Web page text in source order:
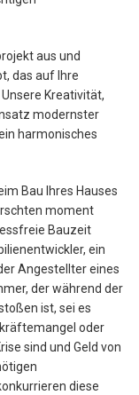
aus und
das auf Ihre
Kreativität,
modernster
harmonisches
Bau Ihres Hauses
moment
Bauzeit
ein
Angestellter eines
der während der
ist, sei es
oder
sind und Geld von
diese